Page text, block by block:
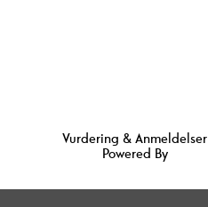
Vurdering & Anmeldelser
Powered By